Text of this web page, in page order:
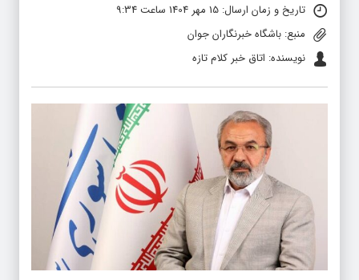
تاریخ و زمان ارسال: 15 مهر 1404 ساعت 9:34
منبع: باشگاه خبرنگاران جوان
نویسنده: اتاق خبر کلام تازه